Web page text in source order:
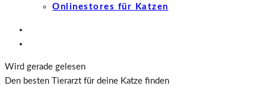
Onlinestores für Katzen
Wird gerade gelesen
Den besten Tierarzt für deine Katze finden